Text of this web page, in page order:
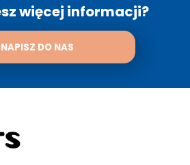
więcej informacji?
NAPISZ DO NAS